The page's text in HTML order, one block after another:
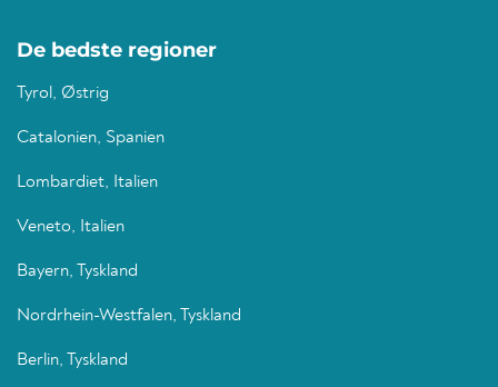
De bedste regioner
Tyrol, Østrig
Catalonien, Spanien
Lombardiet, Italien
Veneto, Italien
Bayern, Tyskland
Nordrhein-Westfalen, Tyskland
Berlin, Tyskland